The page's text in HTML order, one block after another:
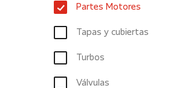
Partes Motores
Tapas y cubiertas
Turbos
Válvulas